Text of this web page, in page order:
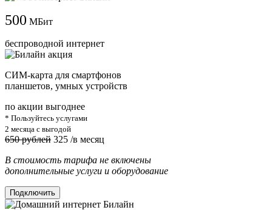
500 МБит
беспроводной интернет
СИМ-карта для смартфонов
планшетов, умных устройств
по акции выгоднее
* Пользуйтесь услугами
2 месяца с выгодой
650 рублей 325 /в месяц
В стоимость тарифа не включены
дополнительные услуги и оборудование
Подключить